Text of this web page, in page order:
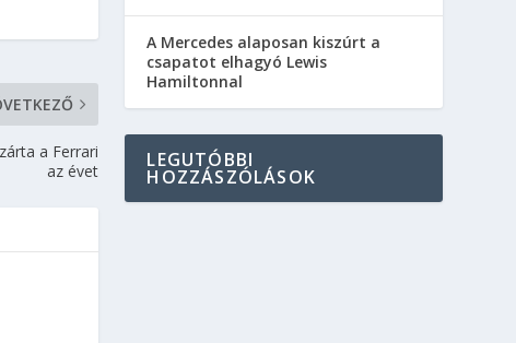
a Ferrari
az évet
A Mercedes alaposan kiszúrt a
csapatot elhagyó Lewis
Hamiltonnal
LEGUTÓBBI
HOZZÁSZÓLÁSOK